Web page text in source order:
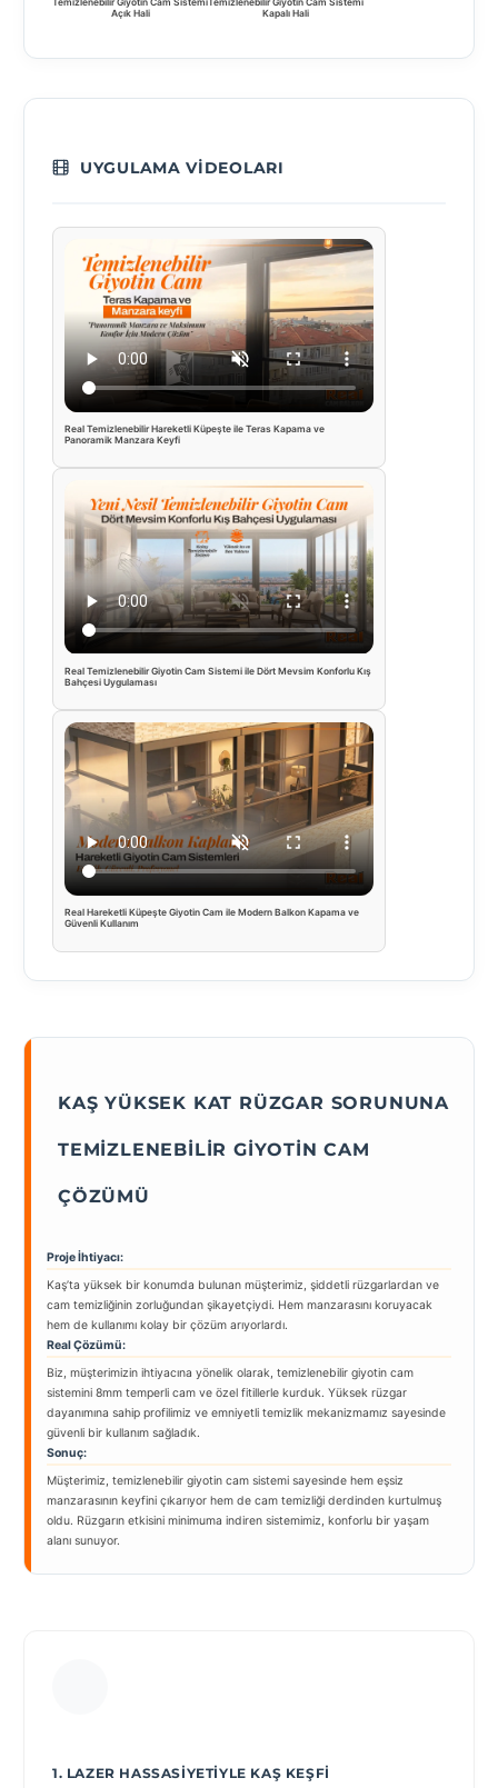
Temizlenebilir Giyotin Cam Sistemi
Açık Hali
Temizlenebilir Giyotin Cam Sistemi
Kapalı Hali
UYGULAMA VIDEOLARI
Real Temizlenebilir Hareketli Küpeşte ile Teras Kapama ve
Panoramik Manzara Keyfi
Real Temizlenebilir Giyotin Cam Sistemi ile Dört Mevsim Konforlu Kış
Bahçesi Uygulaması
Real Hareketli Küpeşte Giyotin Cam ile Modern Balkon Kapama ve
Güvenli Kullanım
KAŞ YÜKSEK KAT RÜZGAR SORUNUNA
TEMIZLENEBILIR GIYOTIN CAM
ÇÖZÜMÜ
Proje İhtiyacı:
Kaş’ta yüksek bir konumda bulunan müşterimiz, şiddetli rüzgarlardan ve
cam temizliğinin zorluğundan şikayetçiydi. Hem manzarasını koruyacak
hem de kullanımı kolay bir çözüm arıyorlardı.
Real Çözümü:
Biz, müşterimizin ihtiyacına yönelik olarak, temizlenebilir giyotin cam
sistemini 8mm temperli cam ve özel fitillerle kurduk. Yüksek rüzgar
dayanımına sahip profilimiz ve emniyetli temizlik mekanizmamız sayesinde
güvenli bir kullanım sağladık.
Sonuç:
Müşterimiz, temizlenebilir giyotin cam sistemi sayesinde hem eşsiz
manzarasının keyfini çıkarıyor hem de cam temizliği derdinden kurtulmuş
oldu. Rüzgarın etkisini minimuma indiren sistemimiz, konforlu bir yaşam
alanı sunuyor.
1. LAZER HASSASIYETIYLE KAŞ KEŞFI